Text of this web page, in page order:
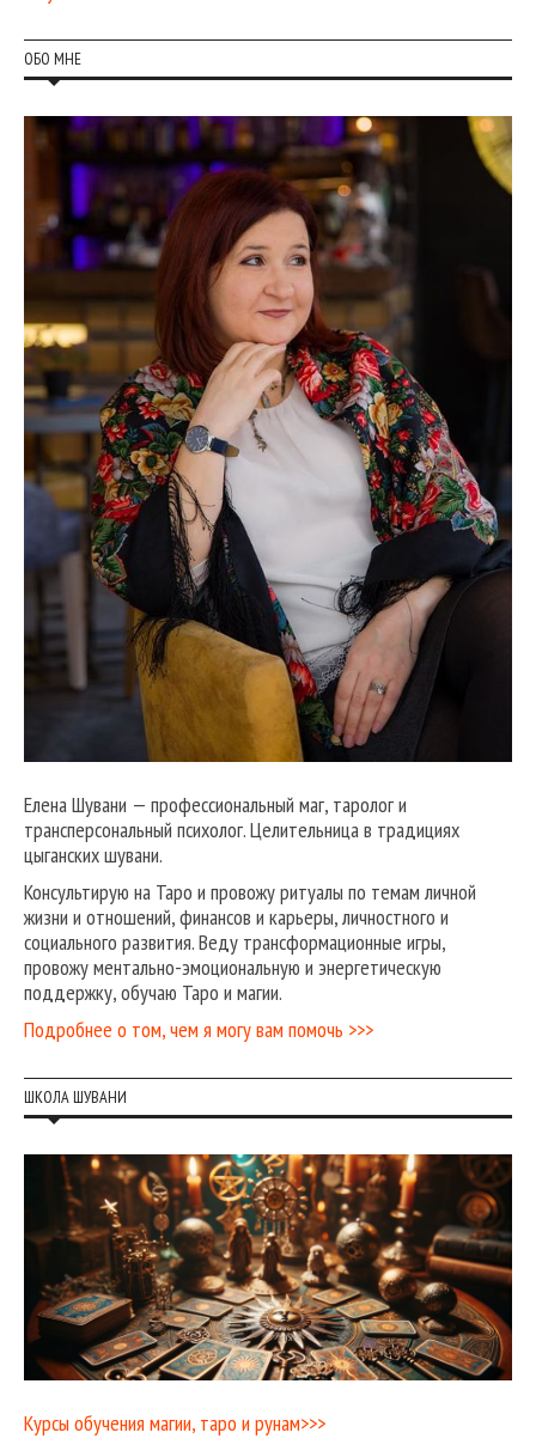
ОБО МНЕ
Елена Шувани — профессиональный маг, таролог и
трансперсональный психолог. Целительница в традициях
цыганских шувани.
Консультирую на Таро и провожу ритуалы по темам личной
жизни и отношений, финансов и карьеры, личностного и
социального развития. Веду трансформационные игры,
провожу ментально-эмоциональную и энергетическую
поддержку, обучаю Таро и магии.
Подробнее о том, чем я могу вам помочь >>>
ШКОЛА ШУВАНИ
Курсы обучения магии, таро и рунам>>>